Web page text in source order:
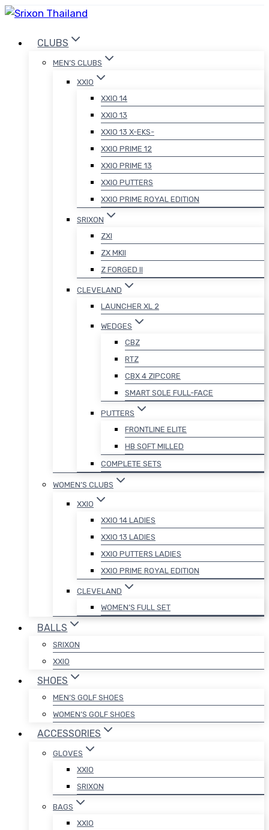
Skip
contentCLUBS
MEN’S CLUBS
XXIO
XXIO 14
XXIO 13
XXIO 13 X-EKS-
XXIO PRIME 12
XXIO PRIME 13
XXIO PUTTERS
XXIO PRIME ROYAL EDITION
SRIXON
ZXI
ZX MKII
Z FORGED II
CLEVELAND
LAUNCHER XL 2
WEDGES
CBZ
RTZ
CBX 4 ZIPCORE
SMART SOLE FULL-FACE
PUTTERS
FRONTLINE ELITE
HB SOFT MILLED
COMPLETE SETS
WOMEN’S CLUBS
XXIO
XXIO 14 LADIES
XXIO 13 LADIES
XXIO PUTTERS LADIES
XXIO PRIME ROYAL EDITION
CLEVELAND
WOMEN’S FULL SET
BALLS
SRIXON
XXIO
SHOES
MEN’S GOLF SHOES
WOMEN’S GOLF SHOES
ACCESSORIES
GLOVES
XXIO
SRIXON
BAGS
XXIO